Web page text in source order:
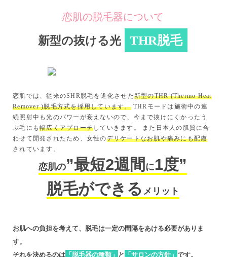
定し
ッフ
恋肌の脱毛器について
新型の抜ける光 THR脱毛
恋肌では、従来のSHR脱毛を進化させた新型のTHR (Thermo Heat
Remover )脱毛方式を採用しています。THRモードは施術中の連
続照射中も光のパワーが衰えないので、今まで抜けにくかったう
ぶ毛にも 幅広くアプローチしていきます。 また日本人の肌質に合
わせて開発されたため、女性のデリケートなお肌や痛みにも配慮
されています。
恋肌の”最短2週間 に1度”
脱毛ができる メリット
お肌への負担を考えて、脱毛は一定の間隔をあける必要がありま
す。
それを決めるのは 「脱毛器の種類」 と 「サロンの方針」 です。